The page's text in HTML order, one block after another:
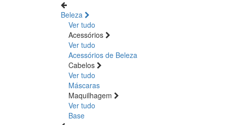
Beleza
Ver tudo
Acessórios
Ver tudo
Acessórios de Beleza
Cabelos
Ver tudo
Máscaras
Maquilhagem
Ver tudo
Base